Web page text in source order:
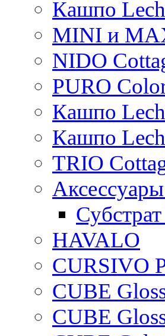
Кашпо
MINI и
NIDO
PURO
Кашпо
Кашпо
TRIO
HAVALO
CURSIVO
CUBE
CUBE